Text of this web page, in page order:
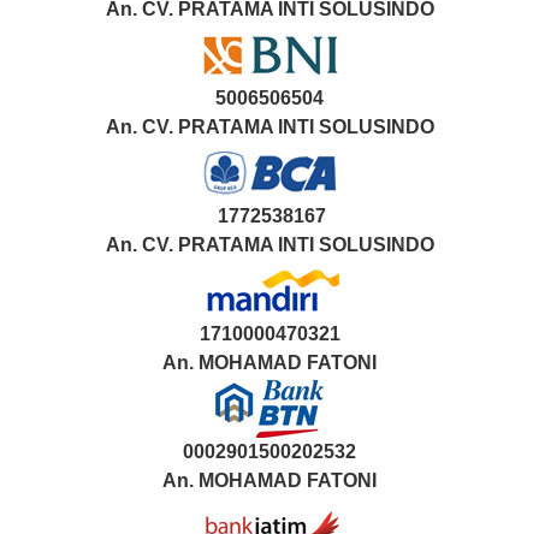
An. CV. PRATAMA INTI SOLUSINDO
5006506504
An. CV. PRATAMA INTI SOLUSINDO
1772538167
An. CV. PRATAMA INTI SOLUSINDO
1710000470321
An. MOHAMAD FATONI
0002901500202532
An. MOHAMAD FATONI